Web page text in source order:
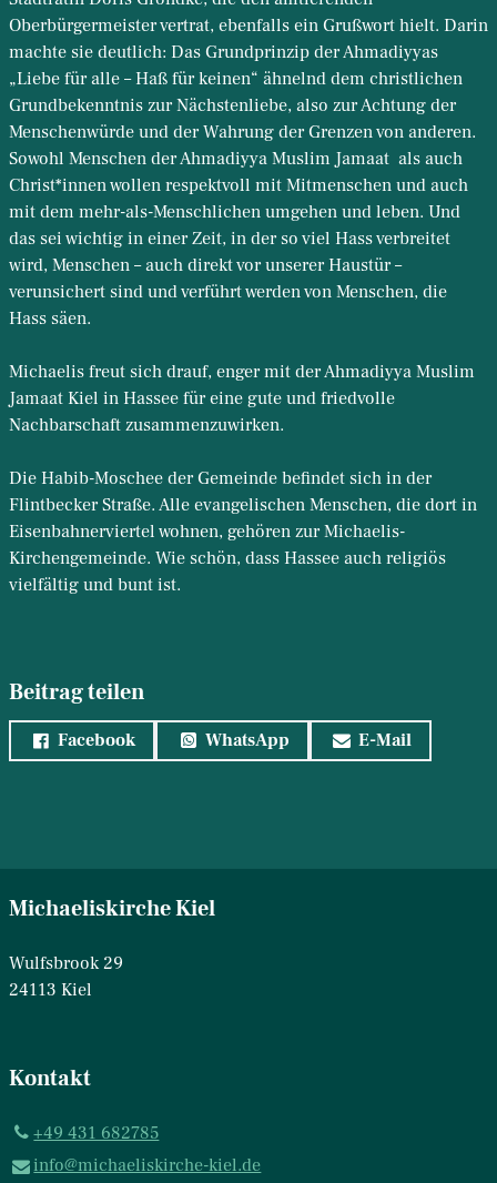
Oberbürgermeister vertrat, ebenfalls ein Grußwort hielt. Darin
machte sie deutlich: Das Grundprinzip der Ahmadiyyas
„Liebe für alle – Haß für keinen“ ähnelnd dem christlichen
Grundbekenntnis zur Nächstenliebe, also zur Achtung der
Menschenwürde und der Wahrung der Grenzen von anderen.
Sowohl Menschen der Ahmadiyya Muslim Jamaat als auch
Christ*innen wollen respektvoll mit Mitmenschen und auch
mit dem mehr-als-Menschlichen umgehen und leben. Und
das sei wichtig in einer Zeit, in der so viel Hass verbreitet
wird, Menschen – auch direkt vor unserer Haustür –
verunsichert sind und verführt werden von Menschen, die
Hass säen.
Michaelis freut sich drauf, enger mit der Ahmadiyya Muslim
Jamaat Kiel in Hassee für eine gute und friedvolle
Nachbarschaft zusammenzuwirken.
Die Habib-Moschee der Gemeinde befindet sich in der
Flintbecker Straße. Alle evangelischen Menschen, die dort in
Eisenbahnerviertel wohnen, gehören zur Michaelis-
Kirchengemeinde. Wie schön, dass Hassee auch religiös
vielfältig und bunt ist.
Beitrag teilen
Facebook WhatsApp E-Mail
Michaeliskirche Kiel
Wulfsbrook 29
24113 Kiel
Kontakt
+49 431 682785
info@​michaeliskirche-kiel.​de